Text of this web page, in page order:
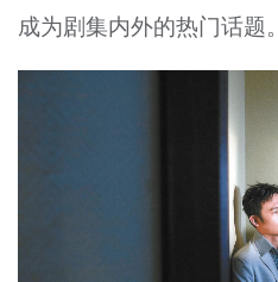
成为剧集内外的热门话题。